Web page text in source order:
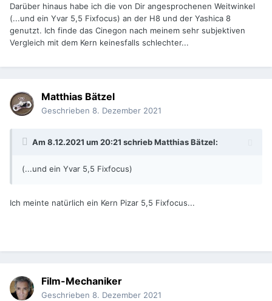
Darüber hinaus habe ich die von Dir angesprochenen Weitwinkel
(...und ein Yvar 5,5 Fixfocus) an der H8 und der Yashica 8
genutzt. Ich finde das Cinegon nach meinem sehr subjektiven
Vergleich mit dem Kern keinesfalls schlechter...
Matthias Bätzel
Geschrieben 8. Dezember 2021
Am 8.12.2021 um 20:21 schriebMatthias Bätzel:
(...und ein Yvar 5,5 Fixfocus)
Ich meinte natürlich ein Kern Pizar 5,5 Fixfocus...
Film-Mechaniker
Geschrieben 8. Dezember 2021